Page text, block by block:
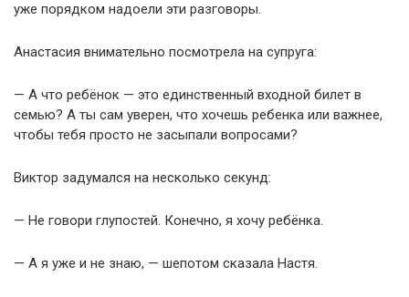
уже порядком надоели эти разговоры.
Анастасия внимательно посмотрела на супруга:
— А что ребёнок — это единственный входной билет в
семью? А ты сам уверен, что хочешь ребенка или важнее,
чтобы тебя просто не засыпали вопросами?
Виктор задумался на несколько секунд:
— Не говори глупостей. Конечно, я хочу ребёнка.
— А я уже и не знаю, — шепотом сказала Настя.